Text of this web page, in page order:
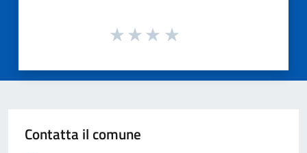
Contatta il comune